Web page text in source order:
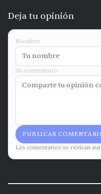
Deja tu opinión
Nombre
Tu comentario
PUBLICAR
Los comentarios se revisan